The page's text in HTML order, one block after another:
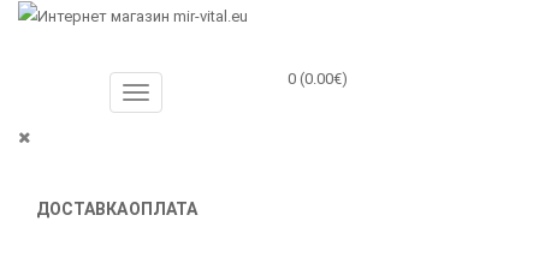
ДОСТАВКАОПЛАТА
0 (0.00€)